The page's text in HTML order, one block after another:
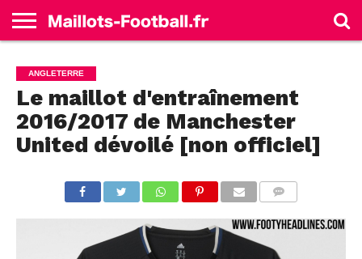
ALLEMAGNE
ANGLETERRE
ESPAGNE
FRANCE
ITALIE
SÉLECTIONS
MARQUES
ANGLETERRE
Le maillot d'entraînement
2016/2017 de Manchester
United dévoilé [non officiel]